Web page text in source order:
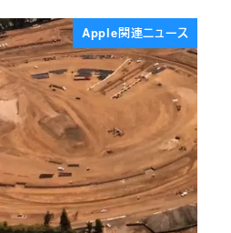
Apple関連ニュース